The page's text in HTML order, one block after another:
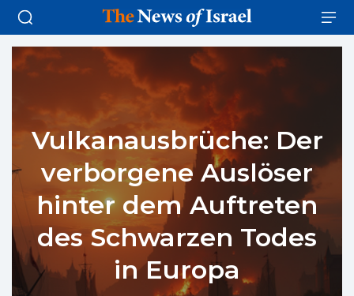
Vulkanausbrüche: Der
verborgene Auslöser
hinter dem Auftreten
des Schwarzen Todes
in Europa